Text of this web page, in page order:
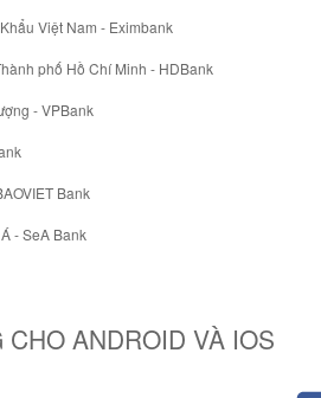
Việt Nam - Eximbank
phố Hồ Chí Minh - HDBank
- VPBank
Bank
- SeA Bank
ANDROID VÀ IOS